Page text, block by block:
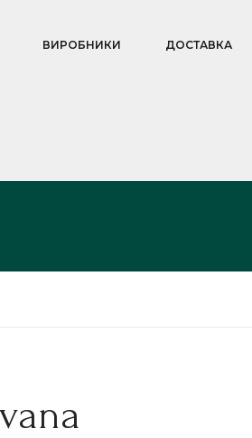
ВИРОБНИКИ ДОСТАВКА